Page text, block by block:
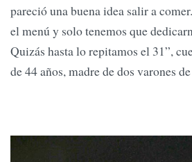
pareció una buena idea salir a
el menú y solo tenemos que
Quizás hasta lo repitamos el 31”,
de 44 años, madre de dos varones